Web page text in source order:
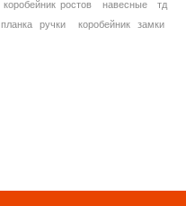
коробейник ростов навесные
тд
планка ручки
коробейник замки